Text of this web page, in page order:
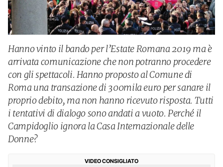
Hanno vinto il bando per l’Estate Romana 2019 ma è
arrivata comunicazione che non potranno procedere
con gli spettacoli. Hanno proposto al Comune di
Roma una transazione di 300mila euro per sanare il
proprio debito, ma non hanno ricevuto risposta. Tutti
i tentativi di dialogo sono andati a vuoto. Perché il
Campidoglio ignora la Casa Internazionale delle
Donne?
VIDEO CONSIGLIATO